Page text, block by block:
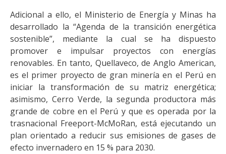
Adicional a ello, el Ministerio de Energía y Minas ha
desarrollado la “Agenda de la transición energética
sostenible”, mediante la cual se ha dispuesto
promover e impulsar proyectos con energías
renovables. En tanto, Quellaveco, de Anglo American,
es el primer proyecto de gran minería en el Perú en
iniciar la transformación de su matriz energética;
asimismo, Cerro Verde, la segunda productora más
grande de cobre en el Perú y que es operada por la
trasnacional Freeport-McMoRan, está ejecutando un
plan orientado a reducir sus emisiones de gases de
efecto invernadero en 15 % para 2030.